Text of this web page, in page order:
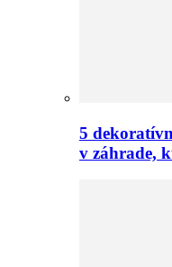
5
v záhrade,